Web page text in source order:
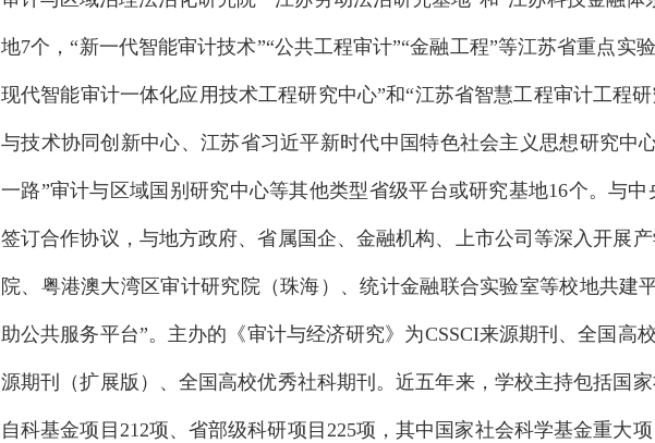
地7个，“新一代智能审计技术”“公共工程审计”“金融工程”等江苏省重点实
现代智能审计一体化应用技术工程研究中心”和“江苏省智慧工程审计工程
与技术协同创新中心、江苏省习近平新时代中国特色社会主义思想研究中
一路”审计与区域国别研究中心等其他类型省级平台或研究基地16个。与
签订合作协议，与地方政府、省属国企、金融机构、上市公司等深入开展
院、粤港澳大湾区审计研究院（珠海）、统计金融联合实验室等校地共建
助公共服务平台”。主办的《审计与经济研究》为CSSCI来源期刊、全国高
源期刊（扩展版）、全国高校优秀社科期刊。近五年来，学校主持包括国
自科基金项目212项、省部级科研项目225项，其中国家社会科学基金重大